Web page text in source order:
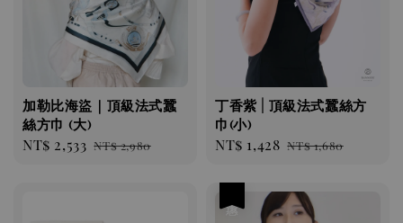
加勒比海盜｜頂級法式蠶
絲方巾 (大)
Sale
NT$ 2,533 Regular
NT$ 2,980
丁香紫 | 頂級法式蠶絲方
巾(小)
Sale
NT$ 1,428 Regular
NT$ 1,680